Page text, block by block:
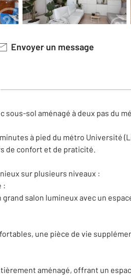
Envoyer un message
sous-sol aménagé à deux pas du
à pied du métro Université
de confort et de praticité.
sur plusieurs niveaux :
:
grand salon lumineux avec un
une pièce de vie
aménagé, offrant un